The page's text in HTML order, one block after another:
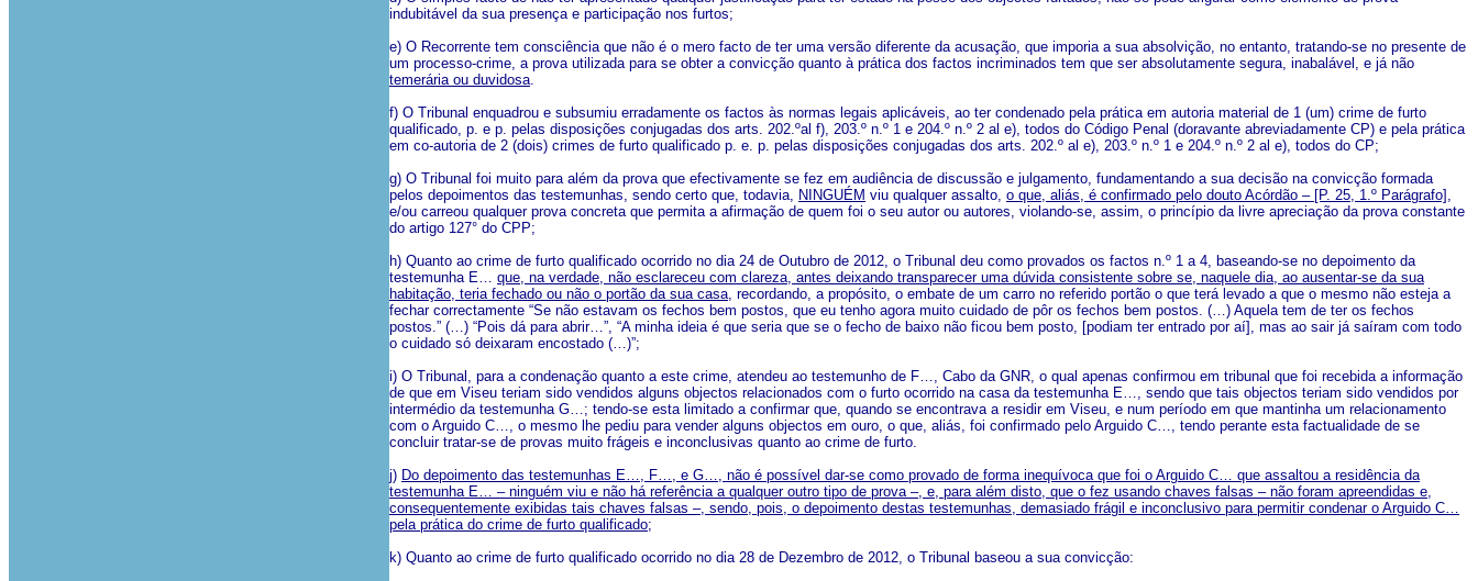
indubitável da sua presença e participação nos furtos;
e) O Recorrente tem consciência que não é o mero facto de ter uma versão diferente da acusação, que imporia a sua absolvição, no entanto, tratando-se no presente de
um processo-crime, a prova utilizada para se obter a convicção quanto à prática dos factos incriminados tem que ser absolutamente segura, inabalável, e já não
temerária ou duvidosa.
f) O Tribunal enquadrou e subsumiu erradamente os factos às normas legais aplicáveis, ao ter condenado pela prática em autoria material de 1 (um) crime de furto
qualificado, p. e p. pelas disposições conjugadas dos arts. 202.ºal f), 203.º n.º 1 e 204.º n.º 2 al e), todos do Código Penal (doravante abreviadamente CP) e pela prática
em co-autoria de 2 (dois) crimes de furto qualificado p. e. p. pelas disposições conjugadas dos arts. 202.º al e), 203.º n.º 1 e 204.º n.º 2 al e), todos do CP;
g) O Tribunal foi muito para além da prova que efectivamente se fez em audiência de discussão e julgamento, fundamentando a sua decisão na convicção formada
pelos depoimentos das testemunhas, sendo certo que, todavia, NINGUÉM viu qualquer assalto, o que, aliás, é confirmado pelo douto Acórdão – [P. 25, 1.º Parágrafo] ,
e/ou carreou qualquer prova concreta que permita a afirmação de quem foi o seu autor ou autores, violando-se, assim, o princípio da livre apreciação da prova constante
do artigo 127° do CPP;
h) Quanto ao crime de furto qualificado ocorrido no dia 24 de Outubro de 2012, o Tribunal deu como provados os factos n.º 1 a 4, baseando-se no depoimento da
testemunha E… que, na verdade, não esclareceu com clareza, antes deixando transparecer uma dúvida consistente sobre se, naquele dia, ao ausentar-se da sua
habitação, teria fechado ou não o portão da sua casa, recordando, a propósito, o embate de um carro no referido portão o que terá levado a que o mesmo não esteja a
fechar correctamente “Se não estavam os fechos bem postos, que eu tenho agora muito cuidado de pôr os fechos bem postos. (…) Aquela tem de ter os fechos
postos.” (…) “Pois dá para abrir…”, “A minha ideia é que seria que se o fecho de baixo não ficou bem posto, [podiam ter entrado por aí], mas ao sair já saíram com todo
o cuidado só deixaram encostado (…)”;
i) O Tribunal, para a condenação quanto a este crime, atendeu ao testemunho de F…, Cabo da GNR, o qual apenas confirmou em tribunal que foi recebida a informação
de que em Viseu teriam sido vendidos alguns objectos relacionados com o furto ocorrido na casa da testemunha E…, sendo que tais objectos teriam sido vendidos por
intermédio da testemunha G…; tendo-se esta limitado a confirmar que, quando se encontrava a residir em Viseu, e num período em que mantinha um relacionamento
com o Arguido C…, o mesmo lhe pediu para vender alguns objectos em ouro, o que, aliás, foi confirmado pelo Arguido C…, tendo perante esta factualidade de se
concluir tratar-se de provas muito frágeis e inconclusivas quanto ao crime de furto.
j) Do depoimento das testemunhas E…, F…, e G…, não é possível dar-se como provado de forma inequívoca que foi o Arguido C… que assaltou a residência da
testemunha E… – ninguém viu e não há referência a qualquer outro tipo de prova –, e, para além disto, que o fez usando chaves falsas – não foram apreendidas e,
consequentemente exibidas tais chaves falsas –, sendo, pois, o depoimento destas testemunhas, demasiado frágil e inconclusivo para permitir condenar o Arguido C…
pela prática do crime de furto qualificado;
k) Quanto ao crime de furto qualificado ocorrido no dia 28 de Dezembro de 2012, o Tribunal baseou a sua convicção: